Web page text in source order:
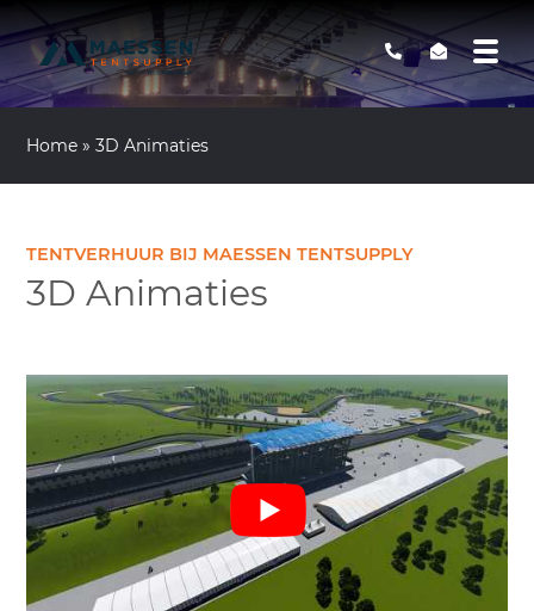
Home »3D Animaties
TENTVERHUUR BIJ MAESSEN TENTSUPPLY
3D Animaties